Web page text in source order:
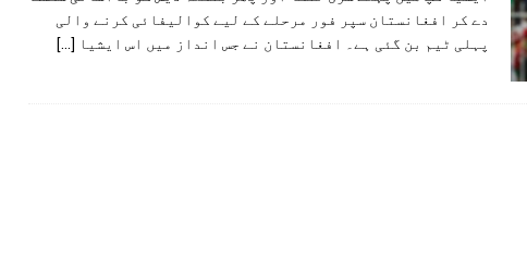
دے کر افغانستان سپر فور مرحلے کے لیے کوالیفائی کرنے والی
پہلی ٹیم بن گئی ہے۔ افغانستان نے جس انداز میں اس ایشیا […]